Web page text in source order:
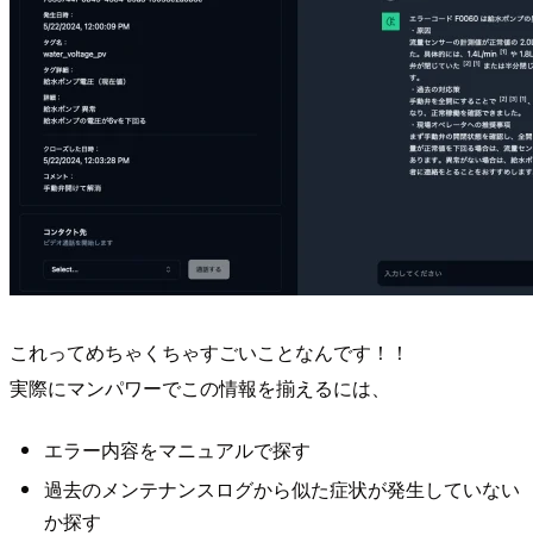
これってめちゃくちゃすごいことなんです！！
実際にマンパワーでこの情報を揃えるには、
エラー内容をマニュアルで探す
過去のメンテナンスログから似た症状が発生していない
か探す